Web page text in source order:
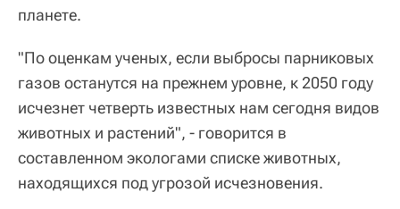
планете.
"По оценкам ученых, если выбросы парниковых
газов останутся на прежнем уровне, к 2050 году
исчезнет четверть известных нам сегодня видов
животных и растений", - говорится в
составленном экологами списке животных,
находящихся под угрозой исчезновения.